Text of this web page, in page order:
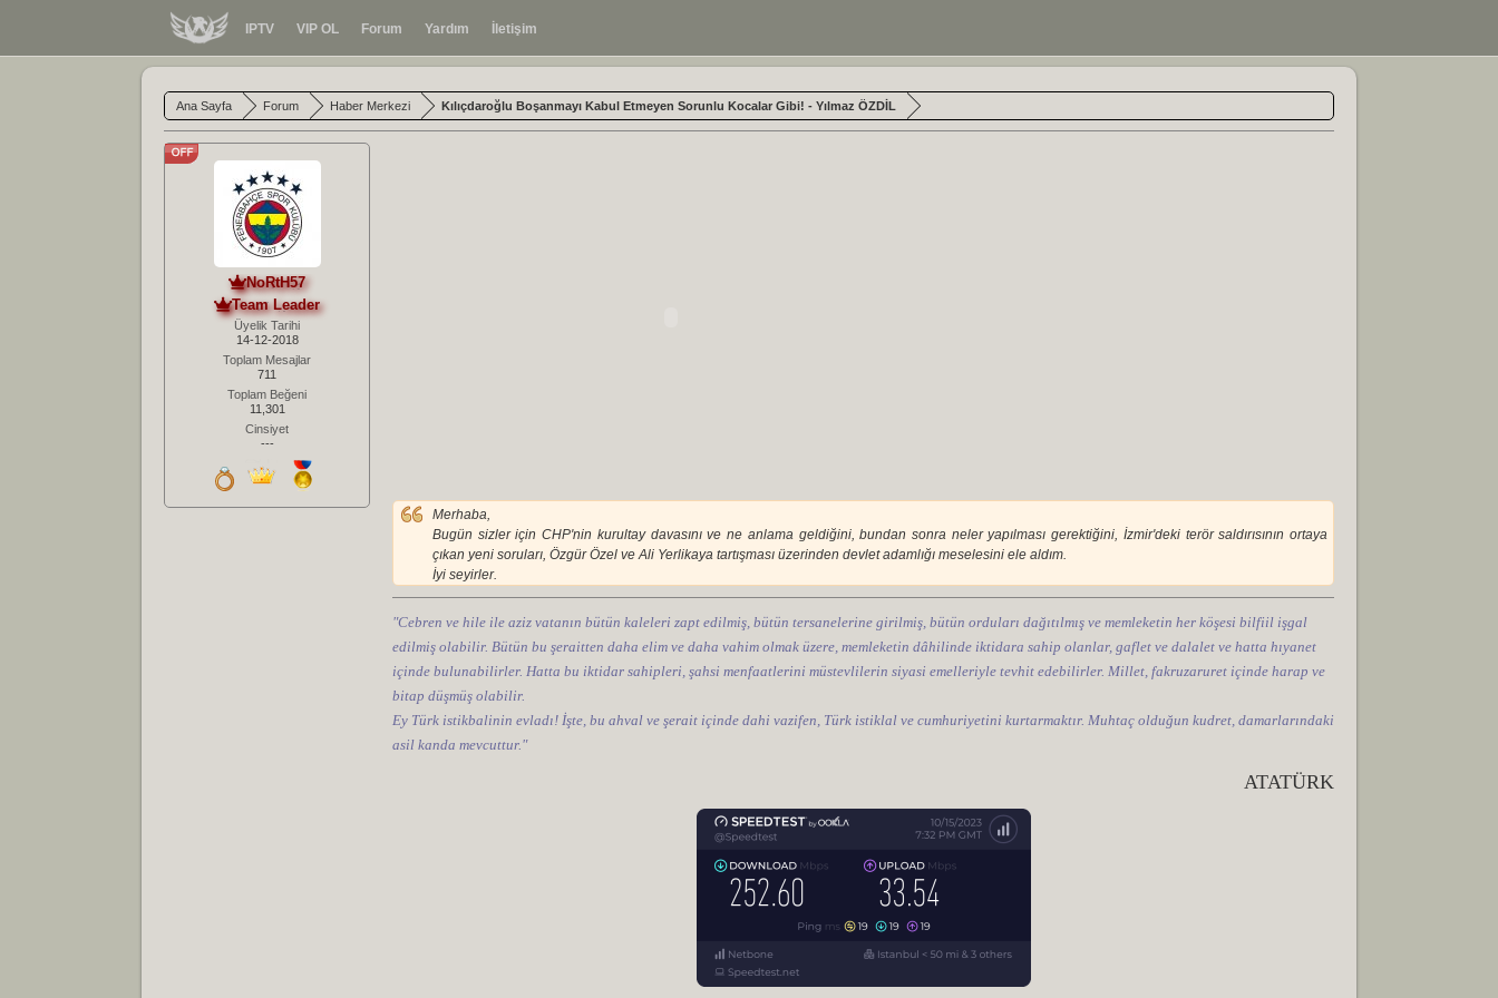
IPTV VIP OL Forum Yardım İletişim
Ana Sayfa Forum Haber Merkezi Kılıçdaroğlu Boşanmayı Kabul Etmeyen Sorunlu Kocalar Gibi! - Yılmaz ÖZDİL
NoRtH57
Team Leader
Üyelik Tarihi
14-12-2018
Toplam Mesajlar
711
Toplam Beğeni
11,301
Cinsiyet
---
Merhaba,
Bugün sizler için CHP'nin kurultay davasını ve ne anlama geldiğini, bundan sonra neler yapılması gerektiğini, İzmir'deki terör saldırısının ortaya
çıkan yeni soruları, Özgür Özel ve Ali Yerlikaya tartışması üzerinden devlet adamlığı meselesini ele aldım.
İyi seyirler.
"Cebren ve hile ile aziz vatanın bütün kaleleri zapt edilmiş, bütün tersanelerine girilmiş, bütün orduları dağıtılmış ve memleketin her köşesi bilfiil işgal
edilmiş olabilir. Bütün bu şeraitten daha elim ve daha vahim olmak üzere, memleketin dâhilinde iktidara sahip olanlar, gaflet ve dalalet ve hatta hıyanet
içinde bulunabilirler. Hatta bu iktidar sahipleri, şahsi menfaatlerini müstevlilerin siyasi emelleriyle tevhit edebilirler. Millet, fakruzaruret içinde harap ve
bitap düşmüş olabilir.
Ey Türk istikbalinin evladı! İşte, bu ahval ve şerait içinde dahi vazifen, Türk istiklal ve cumhuriyetini kurtarmaktır. Muhtaç olduğun kudret, damarlarındaki
asil kanda mevcuttur."
ATATÜRK